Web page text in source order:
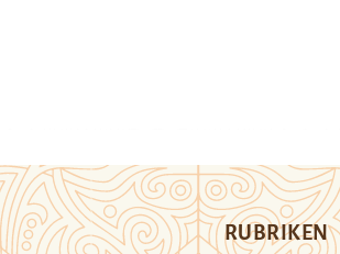
RUBRIKEN